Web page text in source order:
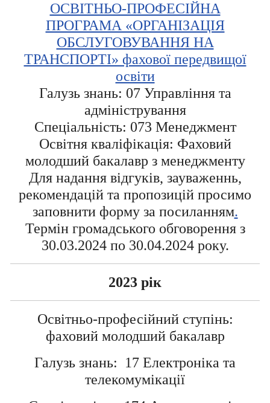
ОСВІТНЬО-ПРОФЕСІЙНА
ПРОГРАМА «ОРГАНІЗАЦІЯ
ОБСЛУГОВУВАННЯ НА
ТРАНСПОРТІ» фахової передвищої
освіти
Галузь знань: 07 Управління та
адміністрування
Спеціальність: 073 Менеджмент
Освітня кваліфікація: Фаховий
молодший бакалавр з менеджменту
Для надання відгуків, зауваженнь,
рекомендацій та пропозицій просимо
заповнити форму за посиланням.
Термін громадського обговорення з
30.03.2024 по 30.04.2024 року.
2023 рік
Освітньо-професійний ступінь:
фаховий молодший бакалавр
Галузь знань: 17 Електроніка та
телекомумікації